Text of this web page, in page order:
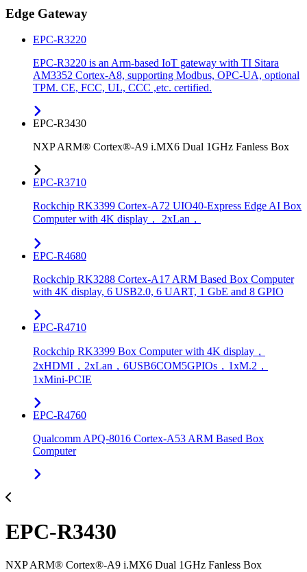
Edge Gateway
EPC-R3220
EPC-R3220 is an Arm-based IoT gateway with TI Sitara
AM3352 Cortex-A8, supporting Modbus, OPC-UA, optional
TPM. CE, FCC, UL, CCC ,etc. certified.
EPC-R3430
NXP ARM® Cortex®-A9 i.MX6 Dual 1GHz Fanless Box
EPC-R3710
Rockchip RK3399 Cortex-A72 UIO40-Express Edge AI Box
Computer with 4K display， 2xLan，
EPC-R4680
Rockchip RK3288 Cortex-A17 ARM Based Box Computer
with 4K display, 6 USB2.0, 6 UART, 1 GbE and 8 GPIO
EPC-R4710
Rockchip RK3399 Box Computer with 4K display，
2xHDMI，2xLan，6USB6COM5GPIOs，1xM.2，
1xMini-PCIE
EPC-R4760
Qualcomm APQ-8016 Cortex-A53 ARM Based Box
Computer
EPC-R3430
NXP ARM® Cortex®-A9 i.MX6 Dual 1GHz Fanless Box